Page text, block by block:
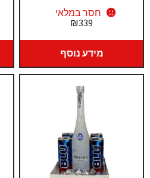
חסר במלאי
₪339
מידע נוסף